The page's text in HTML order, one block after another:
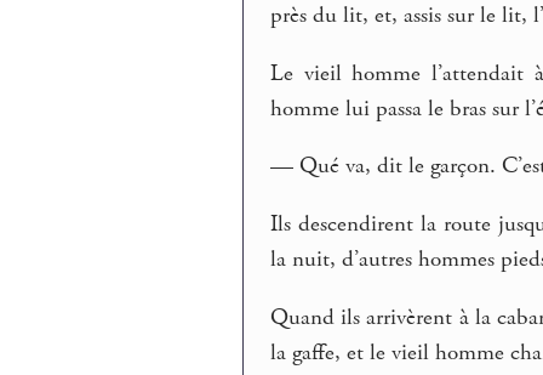
près du lit, et, assis sur le lit,
Le vieil homme
homme lui passa le bras sur
— Qué va, dit le garçon.
Ils descendirent la route
la nuit, d’autres hommes
Quand ils arrivèrent à la
la gaffe, et le vieil homme